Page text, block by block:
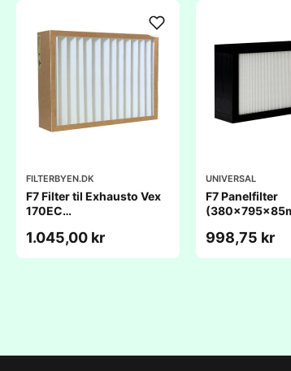
FILTERBYEN.DK
F7 Filter til Exhausto Vex
170EC
1.045,00 kr
UNIVERSAL
F7 Panelfilter
998,75 kr